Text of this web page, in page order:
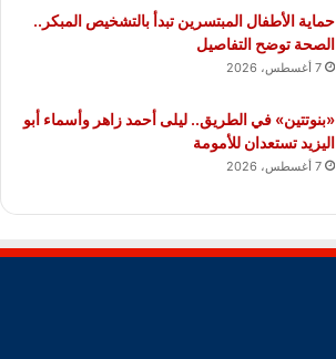
حماية الأطفال المبتسرين تبدأ بالتشخيص المبكر..
الصحة توضح التفاصيل
7 أغسطس، 2026
«بنوتتين» في الطريق.. ليلى أحمد زاهر وأسماء أبو
اليزيد تستعدان للأمومة
7 أغسطس، 2026